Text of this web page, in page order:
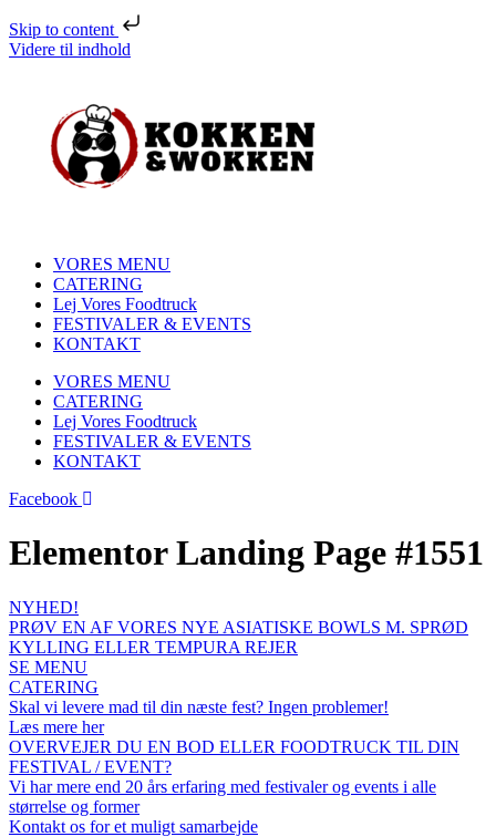
Skip to content
Videre til indhold
VORES MENU
CATERING
Lej Vores Foodtruck
FESTIVALER & EVENTS
KONTAKT
VORES MENU
CATERING
Lej Vores Foodtruck
FESTIVALER & EVENTS
KONTAKT
Facebook
Elementor Landing Page #1551
NYHED!
PRØV EN AF VORES NYE ASIATISKE BOWLS M. SPRØD
KYLLING ELLER TEMPURA REJER
SE MENU
CATERING
Skal vi levere mad til din næste fest? Ingen problemer!
Læs mere her
OVERVEJER DU EN BOD ELLER FOODTRUCK TIL DIN
FESTIVAL / EVENT?
Vi har mere end 20 års erfaring med festivaler og events i alle
størrelse og former
Kontakt os for et muligt samarbejde